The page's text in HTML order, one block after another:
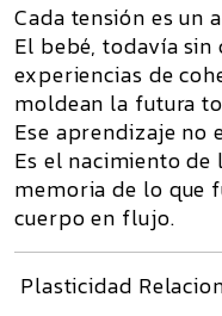
Cada tensión es un
El bebé, todavía sin
experiencias de
moldean la futura
Ese aprendizaje no
Es el nacimiento de
memoria de lo que
cuerpo en flujo.
Plasticidad